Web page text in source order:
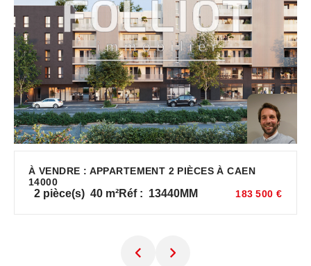
À VENDRE : APPARTEMENT 2 PIÈCES À CAEN
14000
2 pièce(s) 40 m²Réf : 13440MM 183 500 €